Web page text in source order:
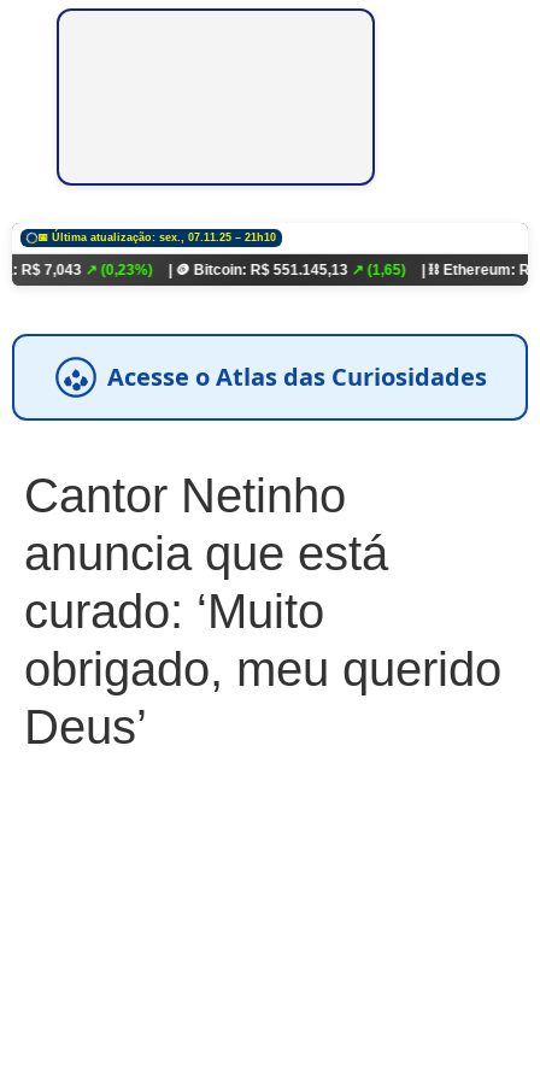
📅 Última atualização: sex., 07.11.25 – 21h10
↗ (0,23%) | 🪙 Bitcoin: R$ 551.145,13↗ (1,65) | ⛓️ Ethereum: R$ 18.321,93
Acesse o Atlas das Curiosidades
Cantor Netinho
anuncia que está
curado: ‘Muito
obrigado, meu querido
Deus’